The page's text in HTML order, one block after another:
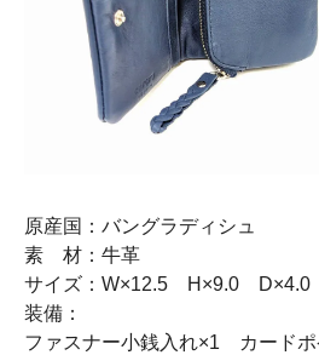
原産国：バングラディシュ
素 材：牛革
サイズ：W×12.5 H×9.0 D×4.0
装備：
ファスナー小銭入れ×1 カードポ